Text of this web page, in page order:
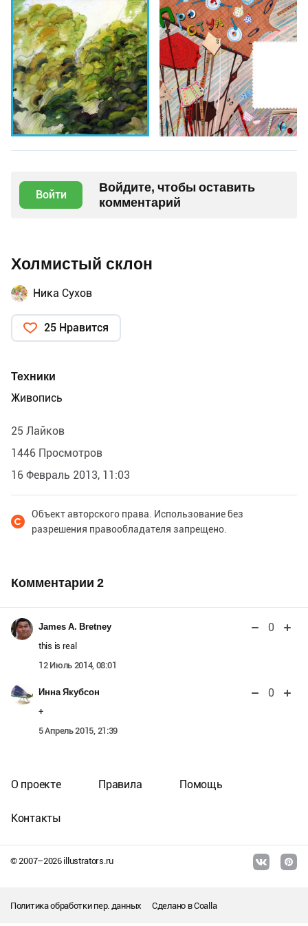
Войти
Войдите, чтобы оставить
комментарий
Холмистый склон
Ника Сухов
25 Нравится
Техники
Живопись
25 Лайков
1446 Просмотров
16 Февраль 2013, 11:03
Объект авторского права. Использование без
разрешения правообладателя запрещено.
Комментарии 2
James A. Bretney 0
this is real
12 Июль 2014, 08:01
Инна Якубсон 0
+
5 Апрель 2015, 21:39
© 2007–2026illustrators.ru
О проекте Правила Помощь
Контакты
Политика обработки пер. данных Сделано вCoalla